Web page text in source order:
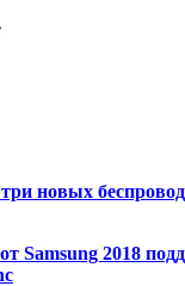
новых
Samsung 2018